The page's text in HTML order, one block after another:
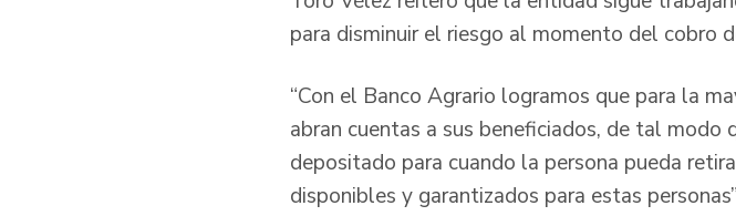
para disminuir el riesgo al momento del cobro
“Con el Banco Agrario logramos que para la
abran cuentas a sus beneficiados, de tal
depositado para cuando la persona pueda
disponibles y garantizados para estas